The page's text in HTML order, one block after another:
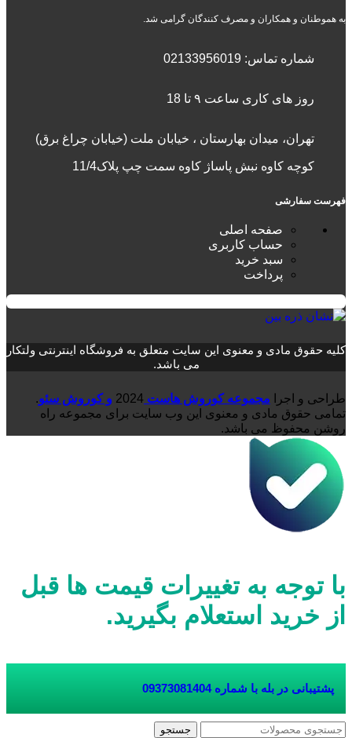
به هموطنان و همکاران و مصرف کنندگان گرامی شد.
شماره تماس: 02133956019
روز های کاری ساعت ۹ تا 18
تهران، میدان بهارستان ، خیابان ملت (خیابان چراغ برق)
کوچه کاوه نبش پاساژ کاوه سمت چپ پلاک11/4
فهرست سفارشی
صفحه اصلی
حساب کاربری
سبد خرید
پرداخت
کلیه حقوق مادی و معنوی این سایت متعلق به فروشگاه اینترنتی ولتکار
می باشد.
طراحی و اجرا مجموعه کوروش هاست 2024 و کوروش سئو.
تمامی حقوق مادی و معنوی این وب سایت برای مجموعه راه
روشن محفوظ می باشد.
با توجه به تغییرات قیمت ها قبل
از خرید استعلام بگیرید.
پشتیبانی در بله با شماره 09373081404
جستجو